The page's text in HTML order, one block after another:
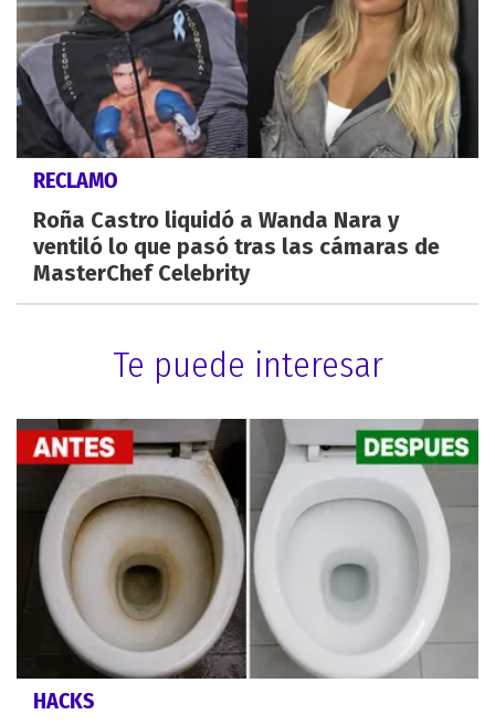
RECLAMO
Roña Castro liquidó a Wanda Nara y
ventiló lo que pasó tras las cámaras de
MasterChef Celebrity
Te puede interesar
HACKS